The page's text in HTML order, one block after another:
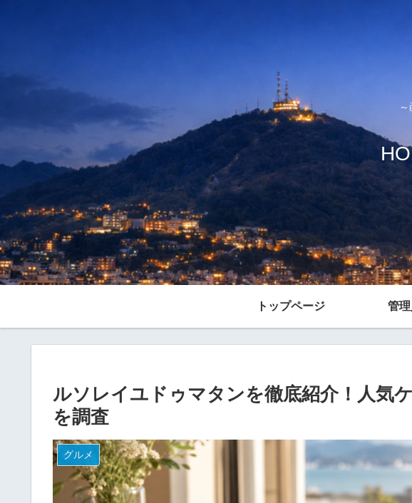
トップページ 管
ルソレイユドゥマタンを徹底紹介！人気
を調査
グルメ